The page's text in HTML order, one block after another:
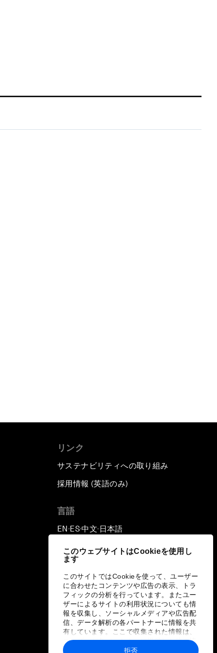
このウェブサイトはCookieを使用し
ます
このサイトではCookieを使って、ユーザー
に合わせたコンテンツや広告の表示、トラ
フィックの分析を行っています。またユー
ザーによるサイトの利用状況についても情
報を収集し、ソーシャルメディアや広告配
信、データ解析の各パートナーに情報を共
有しています。ここで収集された情報は、
ユーザーが各パートナーに提供した他の情
報や各パートナーのサービスを使用した際
拒否
リンク
サステナビリティへの取り組み
採用情報 (英語のみ)
言語
EN ▪ ES▪中文▪ 日本語